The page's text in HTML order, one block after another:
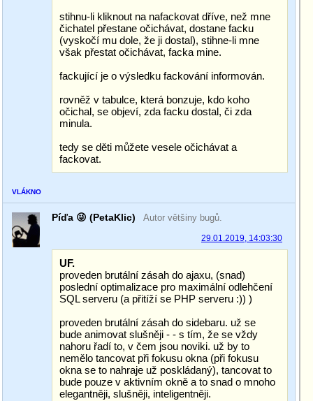
stihnu-li kliknout na nafackovat dříve, než mne
čichatel přestane očichávat, dostane facku
(vyskočí mu dole, že ji dostal), stihne-li mne
však přestat očichávat, facka mine.
fackující je o výsledku fackování informován.
rovněž v tabulce, která bonzuje, kdo koho
očichal, se objeví, zda facku dostal, či zda
minula.
tedy se děti můžete vesele očichávat a
fackovat.
VLÁKNO
Píďa 😜 (PetaKlic) Autor většiny bugů.
29.01.2019, 14:03:30
UF.
proveden brutální zásah do ajaxu, (snad)
poslední optimalizace pro maximální odlehčení
SQL serveru (a přitíží se PHP serveru :)) )
proveden brutální zásah do sidebaru. už se
bude animovat slušněji - - s tím, že se vždy
nahoru řadí to, v čem jsou noviki. už by to
nemělo tancovat při fokusu okna (při fokusu
okna se to nahraje už poskládaný), tancovat to
bude pouze v aktivním okně a to snad o mnoho
elegantněji, slušněji, inteligentněji.